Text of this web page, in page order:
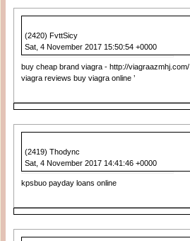
(2420) FvttSicy
Sat, 4 November 2017 15:50:54 +0000
buy cheap brand viagra - http://viagraazmhj.com/
viagra reviews buy viagra online ’
(2419) Thodync
Sat, 4 November 2017 14:41:46 +0000
kpsbuo payday loans online